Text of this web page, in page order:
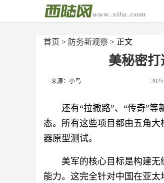
首页 > 防务新观察 > 正文
美秘密
来源：小鸟
还有“拉撒路”、“传奇”
态。所有这些项目都由五角
器原型测试。
美军的核心目标是构建无
能力。这完全针对中国在亚太